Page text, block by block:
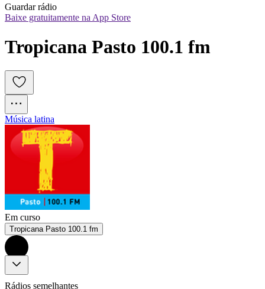
Guardar rádio
Baixe gratuitamente na App Store
Tropicana Pasto 100.1 fm
Música latina
Em curso
Tropicana Pasto 100.1 fm
Rádios semelhantes